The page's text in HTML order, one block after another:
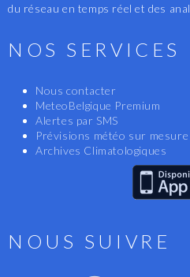
du réseau en temps réel et des
NOS SERVICES
Nous contacter
MeteoBelgique Premium
Alertes par SMS
Prévisions météo sur mesure
Archives Climatologiques
NOUS SUIVRE